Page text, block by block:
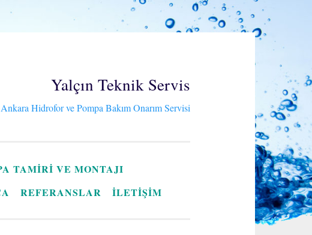
Yalçın Teknik Servis
Ankara Hidrofor ve Pompa Bakım Onarım Servisi
TAMIRI VE MONTAJI
REFERANSLAR İLETİŞİM